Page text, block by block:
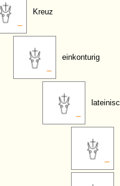
Kreuz
einkonturig